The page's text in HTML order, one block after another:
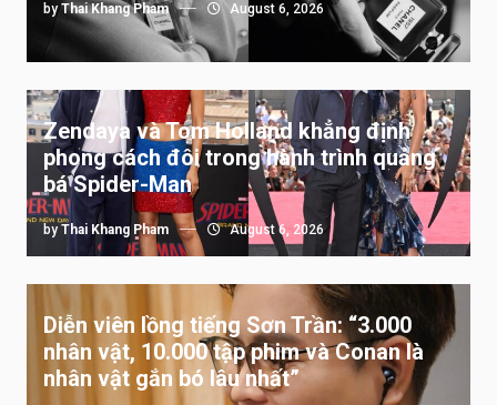
by Thai Khang Pham August 6, 2026
Zendaya và Tom Holland khẳng định
phong cách đôi trong hành trình quảng
bá Spider-Man
by Thai Khang Pham August 6, 2026
Diễn viên lồng tiếng Sơn Trần: “3.000
nhân vật, 10.000 tập phim và Conan là
nhân vật gắn bó lâu nhất”